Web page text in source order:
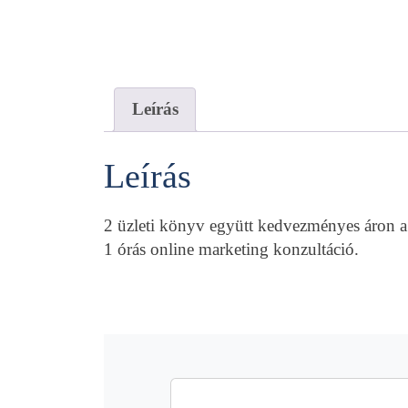
Leírás
Leírás
2 üzleti könyv együtt kedvezményes áron
1 órás online marketing konzultáció.